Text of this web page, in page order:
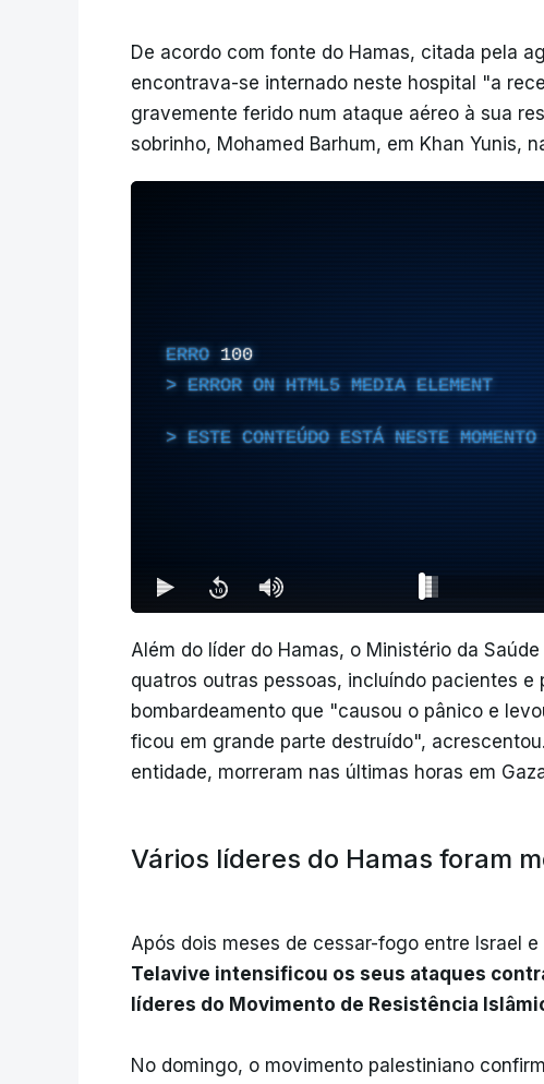
De acordo com fonte do Hamas, citada pela
encontrava-se internado neste hospital "a
gravemente ferido num ataque aéreo à sua
sobrinho, Mohamed Barhum, em Khan Yunis,
ERRO 100
ERROR ON HTML5 MEDIA ELEMENT
ESTE CONTEÚDO ESTÁ NESTE
Além do líder do Hamas, o Ministério da
quatros outras pessoas, incluíndo pacientes
bombardeamento que "causou o pânico e
ficou em grande parte destruído",
entidade, morreram nas últimas horas em
Vários líderes do Hamas foram
Após dois meses de cessar-fogo entre Israel e
Telavive intensificou os seus ataques
líderes do Movimento de Resistência
No domingo, o movimento palestiniano